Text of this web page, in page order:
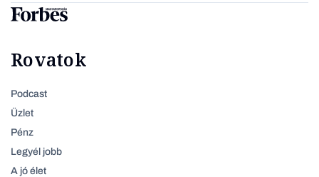
Rovatok
Podcast
Üzlet
Pénz
Legyél jobb
A jó élet